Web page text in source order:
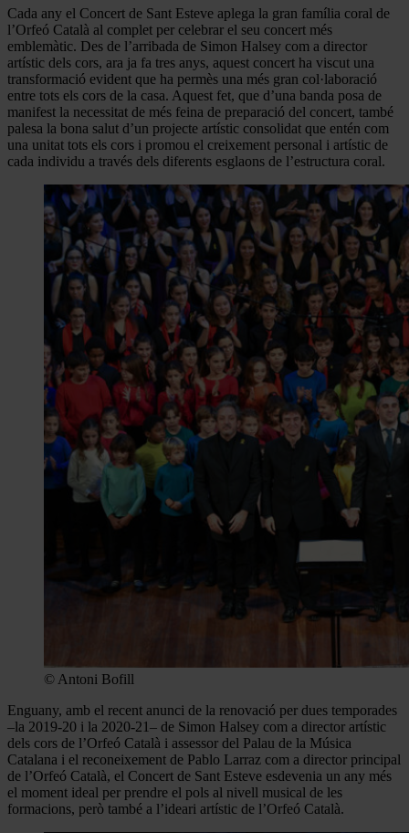
Cada any el Concert de Sant Esteve aplega la gran família coral de
l’Orfeó Català al complet per celebrar el seu concert més
emblemàtic. Des de l’arribada de Simon Halsey com a director
artístic dels cors, ara ja fa tres anys, aquest concert ha viscut una
transformació evident que ha permès una més gran col·laboració
entre tots els cors de la casa. Aquest fet, que d’una banda posa de
manifest la necessitat de més feina de preparació del concert, també
palesa la bona salut d’un projecte artístic consolidat que entén com
una unitat tots els cors i promou el creixement personal i artístic de
cada individu a través dels diferents esglaons de l’estructura coral.
© Antoni Bofill
Enguany, amb el recent anunci de la renovació per dues temporades
–la 2019-20 i la 2020-21– de Simon Halsey com a director artístic
dels cors de l’Orfeó Català i assessor del Palau de la Música
Catalana i el reconeixement de Pablo Larraz com a director principal
de l’Orfeó Català, el Concert de Sant Esteve esdevenia un any més
el moment ideal per prendre el pols al nivell musical de les
formacions, però també a l’ideari artístic de l’Orfeó Català.